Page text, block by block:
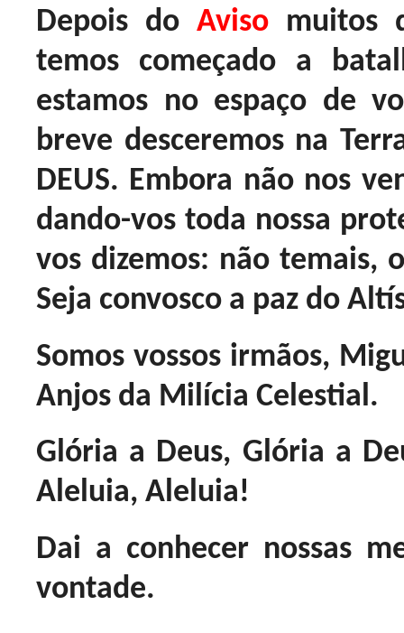
Depois do Aviso muitos
temos começado a
estamos no espaço de
breve desceremos na
DEUS. Embora não nos
dando-vos toda nossa
vos dizemos: não temais,
Seja convosco a paz do
Somos vossos irmãos,
Anjos da Milícia Celestial.
Glória a Deus, Glória a
Aleluia, Aleluia!
Dai a conhecer nossas
vontade.